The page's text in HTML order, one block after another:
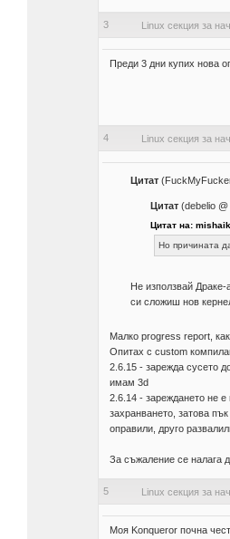
3 Linux секция за
Преди 3 дни купих нова
4 Linux секция за
Цитат
Цитат(debelio @
Цитат на:
Но причината
Не използвай
си сложиш нов
Малко progress report,
Опитах с custom
2.6.15 - зарежда сусето
имам 3d
2.6.14 - зареждането не
захранването, затова
оправили, друго
За съжаление се налага
5 Linux секция за
Моя Konqueror почна